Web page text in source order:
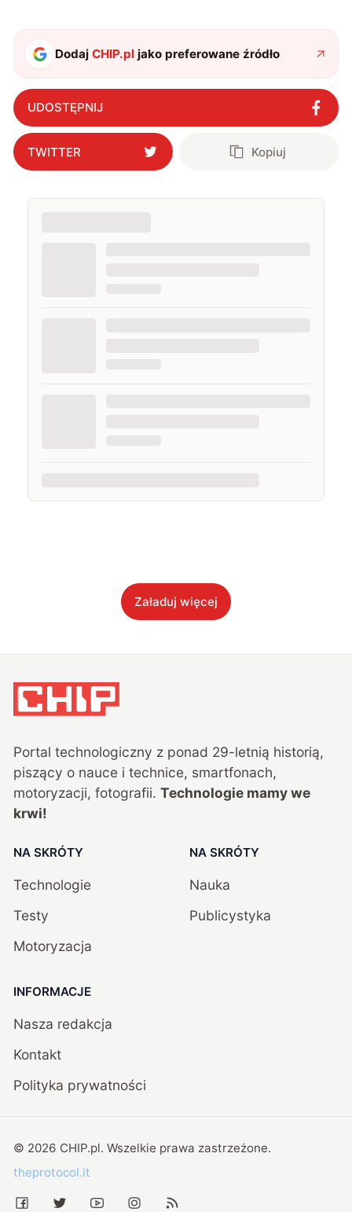
DodajCHIP.pl jako preferowane źródło
UDOSTĘPNIJ
TWITTER Kopiuj
Załaduj więcej
Portal technologiczny z ponad 29-letnią historią,
piszący o nauce i technice, smartfonach,
motoryzacji, fotografii. Technologie mamy we
krwi!
NA SKRÓTY
Technologie
Testy
Motoryzacja
NA SKRÓTY
Nauka
Publicystyka
INFORMACJE
Nasza redakcja
Kontakt
Polityka prywatności
© 2026 CHIP.pl. Wszelkie prawa zastrzeżone.
theprotocol.it